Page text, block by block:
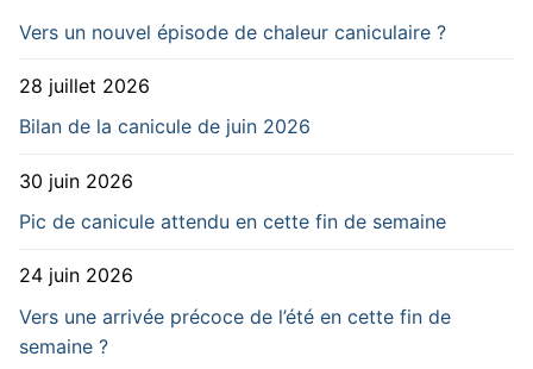
Vers un nouvel épisode de chaleur caniculaire ?
28 juillet 2026
Bilan de la canicule de juin 2026
30 juin 2026
Pic de canicule attendu en cette fin de semaine
24 juin 2026
Vers une arrivée précoce de l’été en cette fin de
semaine ?